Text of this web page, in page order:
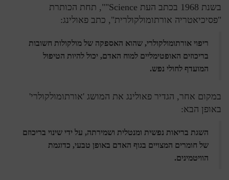
בשנת 1968 בכתב העת Science"", תחת הכותרת
"פסיכיאטריה אורתומולקולרית", כתב פאולינג:
ריפוי אורתומולקולרי, שהוא האספקה של מולקולות חשובות
בריכוזים האופטימליים למוח האדם, יכול להיות הטיפול
המועדף לחולי נפש.
במקום אחר, הגדיר פאולינג את המושג 'אורתומולקולרי'
באופן הבא:
השגת בריאות נפשית ומנטלית ושמירתה, על ידי שינוי בריכוזם
של חומרים המצויים בגוף האדם באופן טבעי, כדוגמת
הוויטמינים.